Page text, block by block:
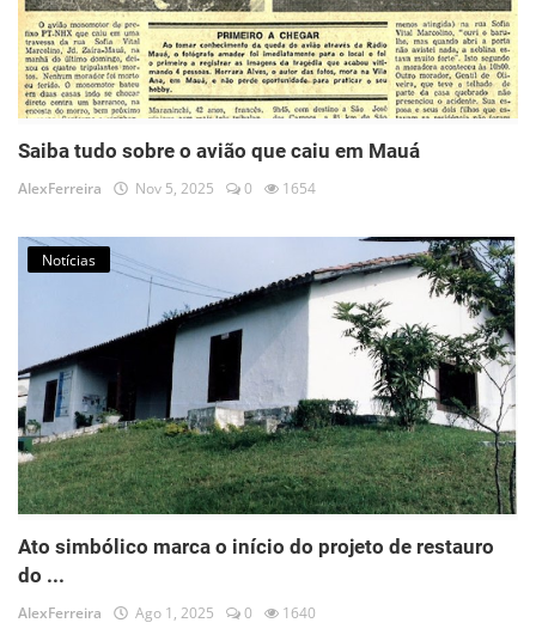
Saiba tudo sobre o avião que caiu em Mauá
AlexFerreira Nov 5, 2025 0 1654
Notícias
Ato simbólico marca o início do projeto de restauro
do ...
AlexFerreira Ago 1, 2025 0 1640